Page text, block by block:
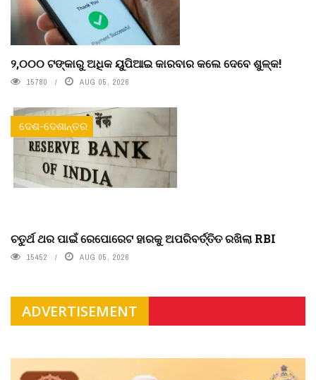
୨,୦୦୦ ଟଙ୍କାରୁ ଅଧିକ ୟୁପିଆଇ କାରବାର କଲେ ଦେବେ ଶୁଳ୍କ!
15780 AUG 05, 2026
ଦେଶ-ଦେଶାନ୍ତର
ଚତୁର୍ଥ ଥର ପାଇଁ ରେପୋରେଟ ହାରକୁ ଅପରିବର୍ତ୍ତିତ ରଖିଲା RBI
15452 AUG 05, 2026
ADVERTISEMENT